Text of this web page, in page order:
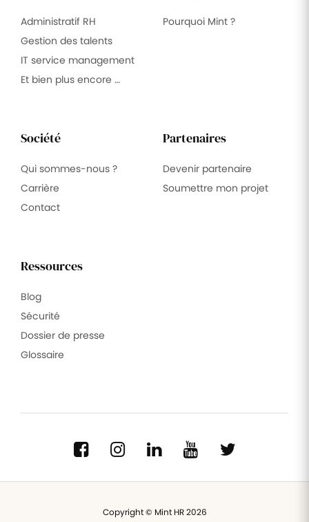
Administratif RH
Gestion des talents
IT service management
Et bien plus encore …
Pourquoi Mint ?
Société
Qui sommes-nous ?
Carrière
Contact
Partenaires
Devenir partenaire
Soumettre mon projet
Ressources
Blog
Sécurité
Dossier de presse
Glossaire
Copyright © Mint HR 2026